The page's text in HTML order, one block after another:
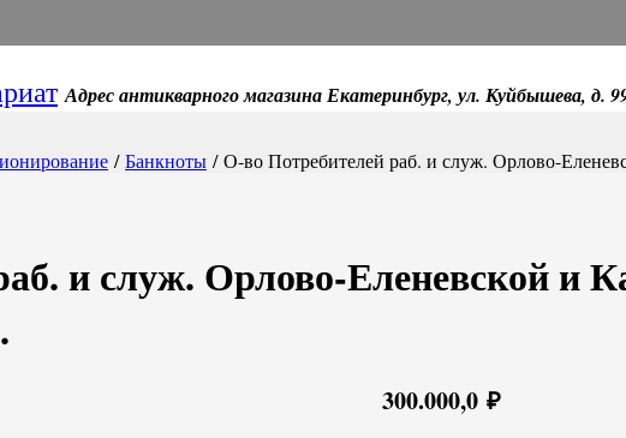
Адрес антикварного магазина Екатеринбург, ул. Куйбышева, д.
/Банкноты / О-во Потребителей раб. и служ. Орлово-
и служ. Орлово-Еленевской и
300.000,0 ₽